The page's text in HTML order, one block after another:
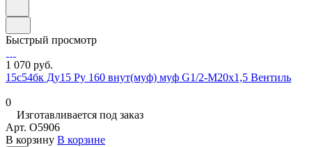
Быстрый просмотр
1 070 руб.
15с54бк Ду15 Ру 160 внут(муф) муф G1/2-М20х1,5 Вентиль
0
Изготавливается под заказ
Арт. O5906
В корзину В корзине